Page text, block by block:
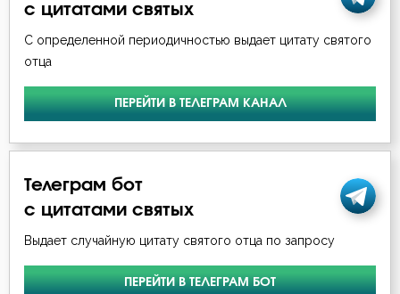
с цитатами святых
С определенной периодичностью выдает цитату святого
отца
ПЕРЕЙТИ В ТЕЛЕГРАМ КАНАЛ
Телеграм бот
с цитатами святых
Выдает случайную цитату святого отца по запросу
ПЕРЕЙТИ В ТЕЛЕГРАМ БОТ